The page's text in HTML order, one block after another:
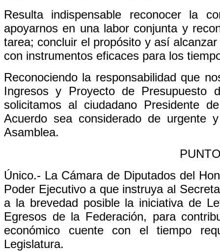
Resulta indispensable reconocer la
apoyarnos en una labor conjunta y
tarea; concluir el propósito y así
con instrumentos eficaces para los
Reconociendo la responsabilidad que
Ingresos y Proyecto de Presupuesto
solicitamos al ciudadano Presidente
Acuerdo sea considerado de urgente
Asamblea.
Único.- La Cámara de Diputados del
Poder Ejecutivo a que instruya al
a la brevedad posible la iniciativa de
Egresos de la Federación, para
económico cuente con el tiempo
Legislatura.